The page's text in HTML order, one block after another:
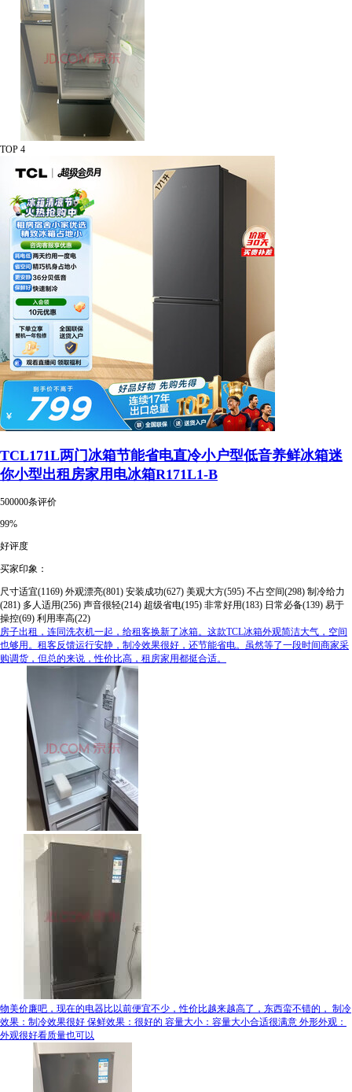
TOP 4
TCL171L两门冰箱节能省电直冷小户型低音养鲜冰箱迷
你小型出租房家用电冰箱R171L1-B
500000条评价
99%
好评度
买家印象：
尺寸适宜(1169) 外观漂亮(801) 安装成功(627) 美观大方(595) 不占空间(298) 制冷给力
(281) 多人适用(256) 声音很轻(214) 超级省电(195) 非常好用(183) 日常必备(139) 易于
操控(69) 利用率高(22)
房子出租，连同洗衣机一起，给租客换新了冰箱。这款TCL冰箱外观简洁大气，空间
也够用。租客反馈运行安静，制冷效果很好，还节能省电。虽然等了一段时间商家采
购调货，但总的来说，性价比高，租房家用都挺合适。
物美价廉吧，现在的电器比以前便宜不少，性价比越来越高了，东西蛮不错的， 制冷
效果：制冷效果很好 保鲜效果：很好的 容量大小：容量大小合适很满意 外形外观：
外观很好看质量也可以